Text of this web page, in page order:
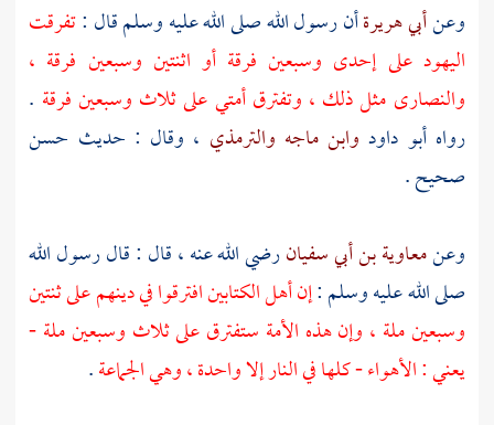
وعنأبي هريرةأن رسول الله صلى الله عليه وسلم قال :تفرقت
اليهودعلى إحدى وسبعين فرقة أو اثنتين وسبعين فرقة ،
والنصارى مثل ذلك ، وتفترق أمتي على ثلاث وسبعين فرقة .
رواهأبو داود وابن ماجه والترمذي ، وقال : حديث حسن
صحيح .
وعنمعاوية بن أبي سفيانرضي الله عنه ، قال : قال رسول الله
صلى الله عليه وسلم :إن أهل الكتابين افترقوا في دينهم على ثنتين
وسبعين ملة ، وإن هذه الأمة ستفترق على ثلاث وسبعين ملة -
يعني : الأهواء - كلها في النار إلا واحدة ، وهي الجماعة.